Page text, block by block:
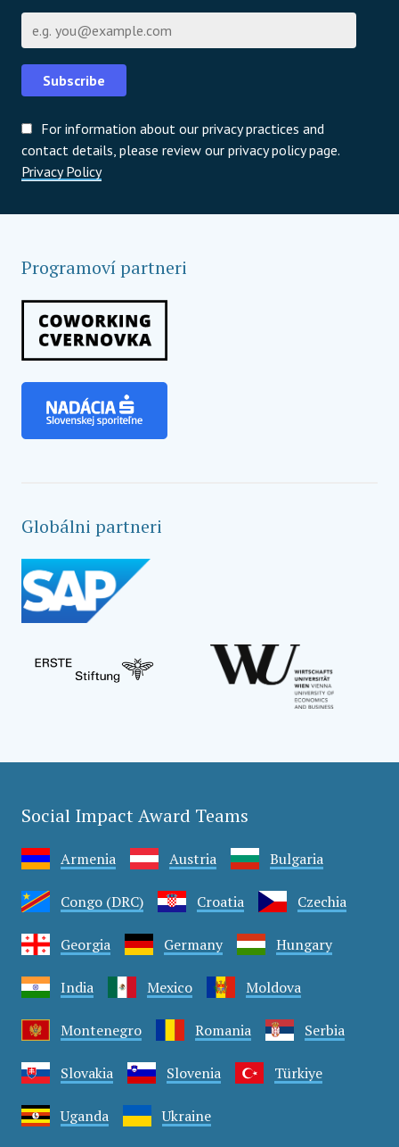
Subscribe
For information about our privacy practices and
contact details, please review our privacy policy page.
Privacy Policy
Programoví partneri
Globálni partneri
Social Impact Award Teams
Armenia Austria Bulgaria
Congo (DRC) Croatia Czechia
Georgia Germany Hungary
India Mexico Moldova
Montenegro Romania Serbia
Slovakia Slovenia Türkiye
Uganda Ukraine